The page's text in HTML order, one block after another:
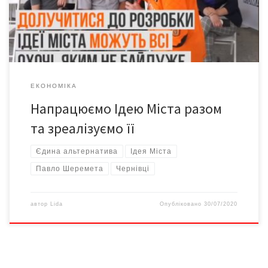
зашмарканий райцентр, – розпочала минулого четверга
напрацювання Ідеї Міста. Та найперше нагадаємо, що це за
[…]
ЕКОНОМІКА
Напрацюємо Ідею Міста разом
та зреалізуємо її
Єдина альтернатива Ідея Міста
Павло Шеремета Чернівці
автор Lida Опубліковано30/07/2020